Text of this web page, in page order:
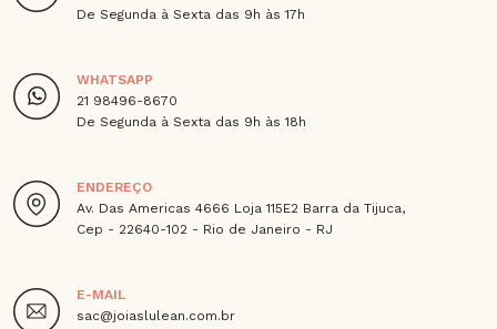
De Segunda à Sexta das 9h às 17h
WHATSAPP
21 98496-8670
De Segunda à Sexta das 9h às 18h
ENDEREÇO
Av. Das Americas 4666 Loja 115E2 Barra da Tijuca,
Cep - 22640-102 - Rio de Janeiro - RJ
E-MAIL
sac@joiaslulean.com.br